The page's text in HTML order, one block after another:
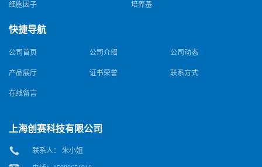
细胞因子 培养基
快捷导航
公司首页 公司介绍 公司动态
产品展厅 证书荣誉 联系方式
在线留言
上海创赛科技有限公司
联系人： 朱小姐